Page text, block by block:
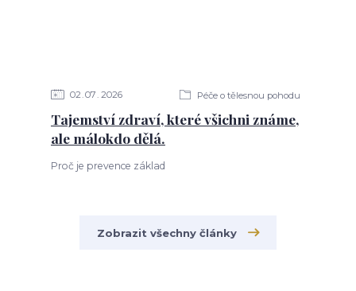
02 07 2026 Péče o tělesnou pohodu
Tajemství zdraví, které všichni známe,
ale málokdo dělá.
Proč je prevence základ
Zobrazit všechny články